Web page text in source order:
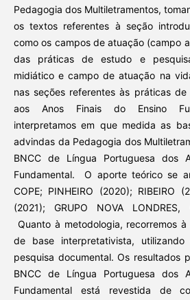
Pedagogia dos Multiletramentos,
os textos referentes à seção
como os campos de atuação (campo
das práticas de estudo e
midiático e campo de atuação na
nas seções referentes às práticas
aos Anos Finais do Ensino
interpretamos em que medida as
advindas da Pedagogia dos
BNCC de Língua Portuguesa dos
Fundamental. O aporte teórico se
COPE; PINHEIRO (2020); RIBEIRO
(2021); GRUPO NOVA
Quanto à metodologia, recorremos
de base interpretativista,
pesquisa documental. Os resultados
BNCC de Língua Portuguesa dos
Fundamental está revestida de